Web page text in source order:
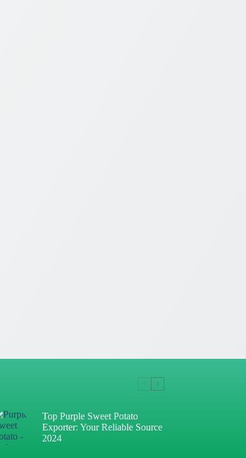
Top Purple Sweet Potato
Exporter: Your Reliable Source
2024